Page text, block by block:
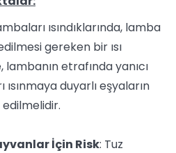
ısındıklarında, lamba
gereken bir ısı
etrafında yanıcı
duyarlı eşyaların
İçin Risk: Tuz